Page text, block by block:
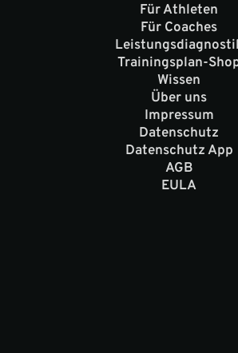
Für Athleten
Für Coaches
Trainingsplan-
Wissen
Über uns
Impressum
Datenschutz
Datenschutz App
AGB
EULA